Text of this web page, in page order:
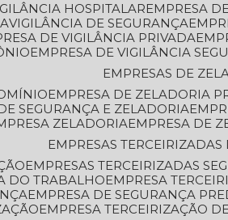
HOSPITALAR
EMPRESA
VIGILÂNCIA DE SEGURANÇA
DE VIGILÂNCIA PRIVADA
EMPRESA DE VIGILÂNCIA
EMPRESAS DE
EMPRESA DE ZELADORIA
DE SEGURANÇA E ZELADORIA
ZELADORIA
EMPRESA DE
EMPRESAS
EMPRESAS TERCEIRIZADAS
DO TRABALHO
EMPRESA
EMPRESA DE SEGURANÇA
EMPRESA TERCEIRIZAÇÃO